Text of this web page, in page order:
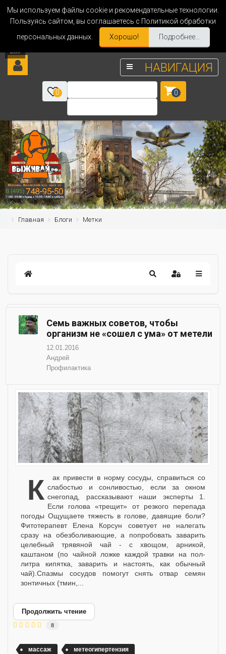
Мы используем файлы cookie и рекомендательные технологии.
Пользуясь сайтом, вы соглашаетесь с Политикой обработки
персональных данных.
Хорошо! Подробнее...
НАВИГАЦИЯ
0 0
Главная Блоги Метки
Семь важных советов, чтобы
организм не «сошел с ума» от метели
12.01.2016
Андрей
Профилактика
Как привести в норму сосуды, справиться со слабостью и сонливостью, если за окном
снегопад, рассказывают наши эксперты 1.
Если голова «трещит» от резкого перепада
погоды Ощущаете тяжесть в голове, давящие боли?
Фитотерапевт Елена Корсун советует не налегать
сразу на обезболивающие, а попробовать заварить
целебный трявяной чай - с хвощом, арникой,
каштаном (по чайной ложке каждой травки на пол-
литра кипятка, заварить и настоять, как обычный
чай).Спазмы сосудов помогут снять отвар семян
зонтичных (тмин,...
Продолжить чтение
8
массаж
метеогипертензия